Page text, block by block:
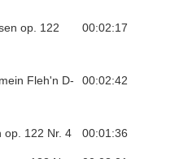
op. 122
00:02:17
Fleh'n D-
00:02:42
op. 122 Nr. 4
00:01:36